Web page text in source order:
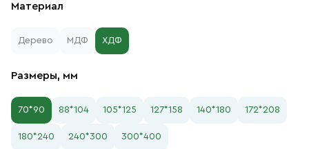
Материал
Дерево МДФ ХДФ
Размеры, мм
70*90 88*104 105*125 127*158 140*180 172*208
180*240 240*300 300*400